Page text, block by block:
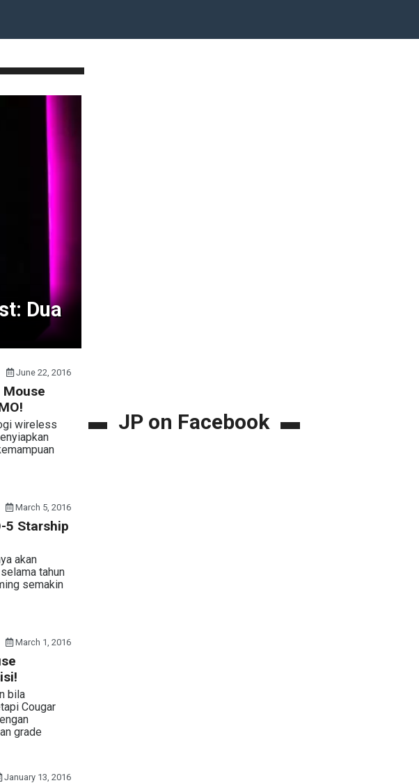
Dua
June 22, 2016
Mouse
wireless
March 5, 2016
5 Starship
akan
tahun
semakin
March 1, 2016
bila
Cougar
grade
January 13, 2016
JP on Facebook